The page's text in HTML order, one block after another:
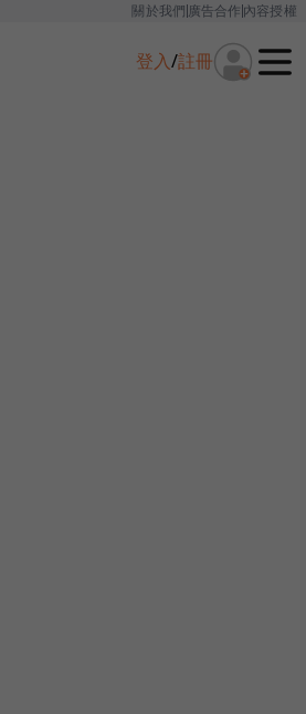
關於我們廣告合作內容授權
登入/註冊